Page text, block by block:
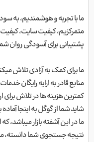
ما با تجربه و هوشمندیم، به
متمرکزیم، کیفیت سایت،
پشتیبانی برای آسودگی روان
ما برای کمک به آزادی تلاش
منابع قادر به ارایه رایگان
کمترین هزینه ها در تلاش برای
شاید شما از گوگل به اینجا
ما در این آشفته بازار
نتیجه جستجوی شما دانسته، ما